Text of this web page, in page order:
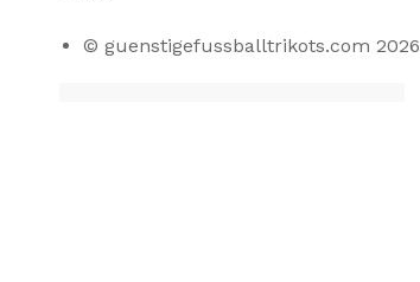
© guenstigefussballtrikots.com 2026